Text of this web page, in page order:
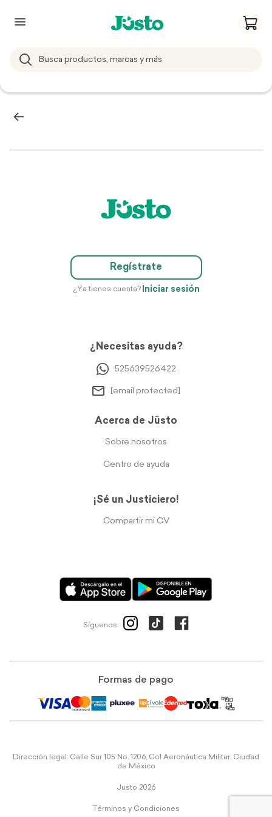
Regístrate
¿Ya tienes cuenta? Iniciar sesión
¿Necesitas ayuda?
525639526422
[email protected]
Acerca de Jüsto
Sobre nosotros
Centro de ayuda
¡Sé un Justiciero!
Compartir mi CV
Síguenos:
Formas de pago
Dirección legal: Calle Sur 105 No. 1206, Col Aeronáutica Militar, Ciudad
de México
Justo 2026
Términos y Condiciones